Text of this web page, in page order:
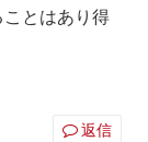
とはあり得
返信